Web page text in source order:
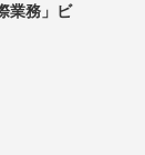
業務」ビ